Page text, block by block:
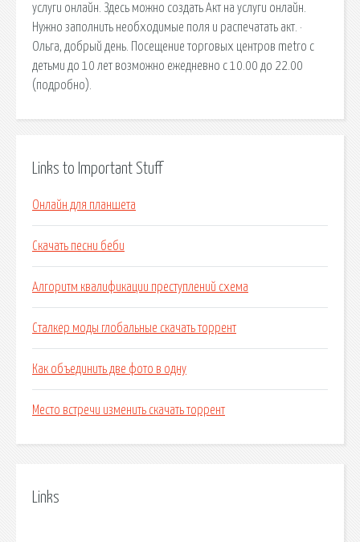
услуги онлайн. Здесь можно создать Акт на услуги онлайн.
Нужно заполнить необходимые поля и распечатать акт. ·
Ольга, добрый день. Посещение торговых центров metro с
детьми до 10 лет возможно ежедневно с 10.00 до 22.00
(подробно).
Links to Important Stuff
Онлайн для планшета
Скачать песни беби
Алгоритм квалификации преступлений схема
Сталкер моды глобальные скачать торрент
Как объединить две фото в одну
Место встречи изменить скачать торрент
Links